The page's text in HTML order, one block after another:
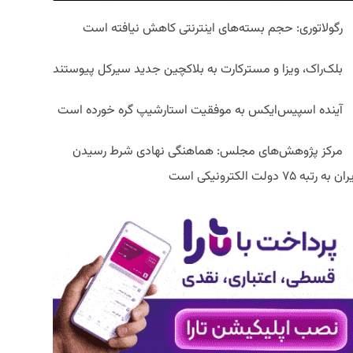
رگولاتوری: حجم بسته‌های اینترنتی کاهش نیافته است
بلک‌راک، ویزا و مسترکارت به بلاکچین جدید سیرکل پیوستند
آینده اسپیس‌ایکس به موفقیت استارشیپ گره خورده است
مرکز پژوهش‌های مجلس: هماهنگی نهادی شرط رسیدن
به رتبه ۷۵ دولت الکترونیکی است